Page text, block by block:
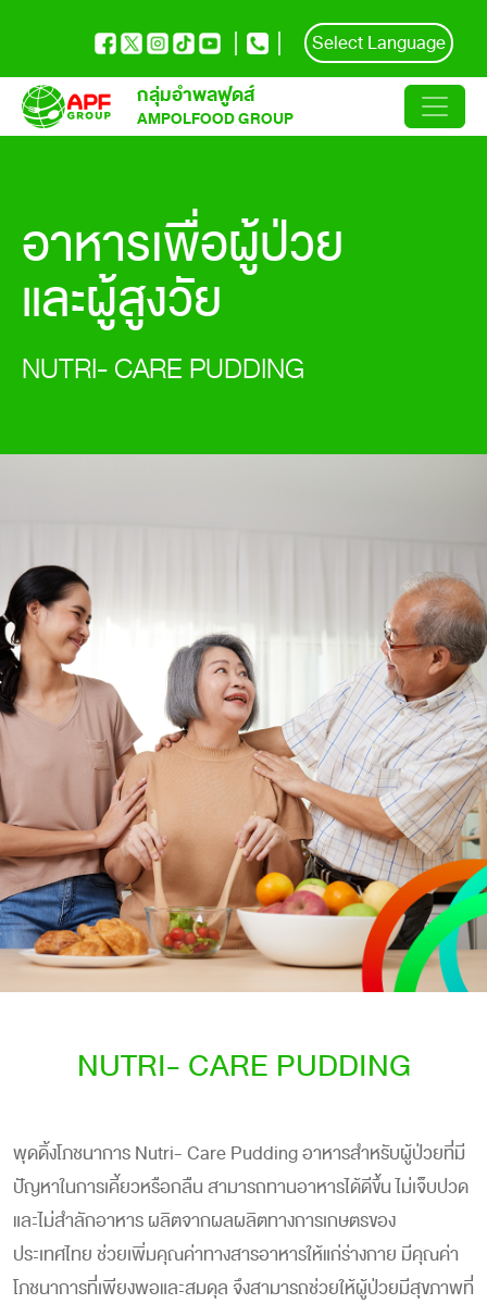
Select Language
กลุ่มอำพลฟูดส์
AMPOLFOOD GROUP
อาหารเพื่อผู้ป่วย
และผู้สูงวัย
NUTRI- CARE PUDDING
NUTRI- CARE PUDDING
พุดดิ้งโภชนาการ Nutri- Care Pudding อาหารสำหรับผู้ป่วยที่มี
ปัญหาในการเคี้ยวหรือกลืน สามารถทานอาหารได้ดีขึ้น ไม่เจ็บปวด
และไม่สำลักอาหาร ผลิตจากผลผลิตทางการเกษตรของ
ประเทศไทย ช่วยเพิ่มคุณค่าทางสารอาหารให้แก่ร่างกาย มีคุณค่า
โภชนาการที่เพียงพอและสมดุล จึงสามารถช่วยให้ผู้ป่วยมีสุขภาพที่